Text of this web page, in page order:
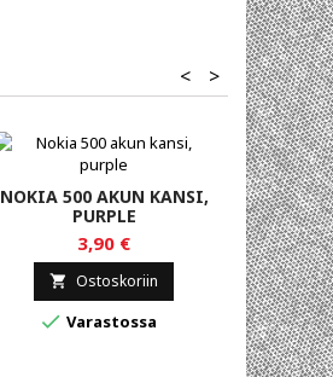
>
<
NOKIA 500 AKUN KANSI,
PURPLE
3,90 €
 Ostoskoriin
 Varastossa 